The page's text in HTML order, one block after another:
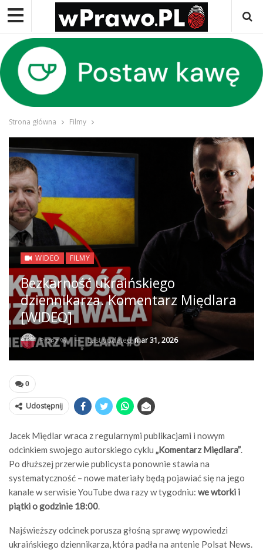
Strona główna Filmy
WIDEO FILMY
Bezkarność ukraińskiego
dziennikarza. Komentarz Międlara
[WIDEO]
Przez % Last updatedmar 31, 2026
0
Udostępnij
Jacek Międlar wraca z regularnymi publikacjami i nowym
odcinkiem swojego autorskiego cyklu „Komentarz Międlara”.
Po dłuższej przerwie publicysta ponownie stawia na
systematyczność – nowe materiały będą pojawiać się na jego
kanale w serwisieYouTubedwa razy w tygodniu: we wtorki i
piątki o godzinie 18:00.
Najświeższy odcinek porusza głośną sprawę wypowiedzi
ukraińskiego dziennikarza, która padła na antenie Polsat News.